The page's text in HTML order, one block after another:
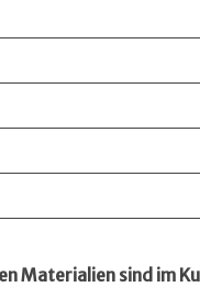
Materialien sind im